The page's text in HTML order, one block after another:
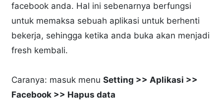
facebook anda. Hal ini sebenarnya berfungsi
untuk memaksa sebuah aplikasi untuk berhenti
bekerja, sehingga ketika anda buka akan menjadi
fresh kembali.
Caranya: masuk menuSetting >> Aplikasi >>
Facebook >> Hapus data